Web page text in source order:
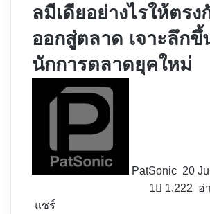
ลมีเดียอย่างไรให้ตรง
ออกสู่ตลาด เจาะลึกขึ้
นักการตลาดยุคใหม่
PatSonic 20
1
1,222 อ่
แชร์